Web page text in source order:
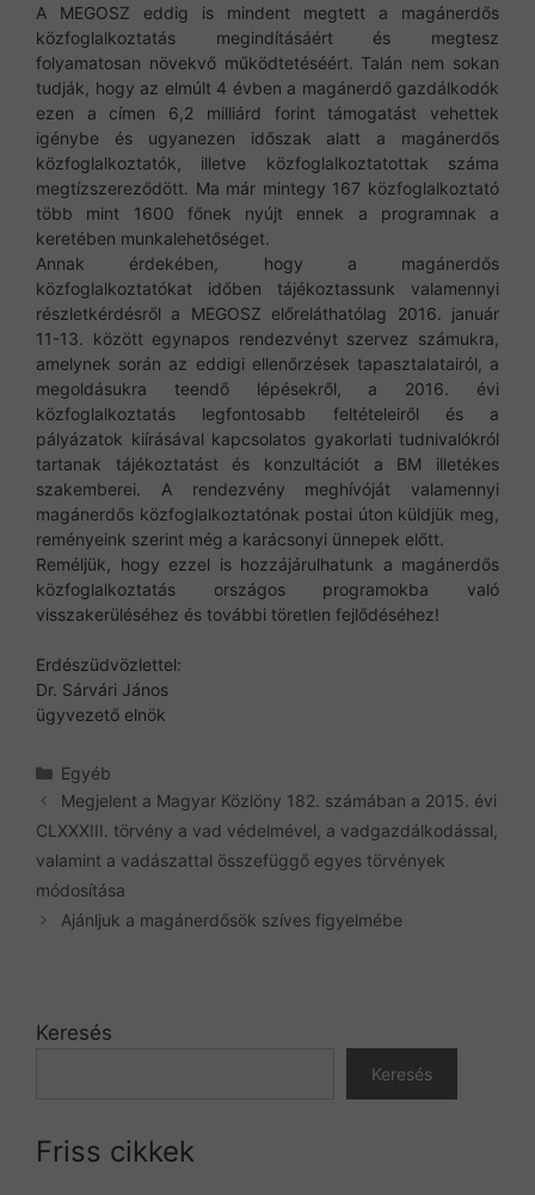
A MEGOSZ eddig is mindent megtett a magánerdős
közfoglalkoztatás megindításáért és megtesz
folyamatosan növekvő működtetéséért. Talán nem sokan
tudják, hogy az elmúlt 4 évben a magánerdő gazdálkodók
ezen a címen 6,2 milliárd forint támogatást vehettek
igénybe és ugyanezen időszak alatt a magánerdős
közfoglalkoztatók, illetve közfoglalkoztatottak száma
megtízszereződött. Ma már mintegy 167 közfoglalkoztató
több mint 1600 főnek nyújt ennek a programnak a
keretében munkalehetőséget.
Annak érdekében, hogy a magánerdős
közfoglalkoztatókat időben tájékoztassunk valamennyi
részletkérdésről a MEGOSZ előreláthatólag 2016. január
11-13. között egynapos rendezvényt szervez számukra,
amelynek során az eddigi ellenőrzések tapasztalatairól, a
megoldásukra teendő lépésekről, a 2016. évi
közfoglalkoztatás legfontosabb feltételeiről és a
pályázatok kiírásával kapcsolatos gyakorlati tudnivalókról
tartanak tájékoztatást és konzultációt a BM illetékes
szakemberei. A rendezvény meghívóját valamennyi
magánerdős közfoglalkoztatónak postai úton küldjük meg,
reményeink szerint még a karácsonyi ünnepek előtt.
Reméljük, hogy ezzel is hozzájárulhatunk a magánerdős
közfoglalkoztatás országos programokba való
visszakerüléséhez és további töretlen fejlődéséhez!
Erdészüdvözlettel:
Dr. Sárvári János
ügyvezető elnök
Kategória
Egyéb
Megjelent a Magyar Közlöny 182. számában a 2015. évi
CLXXXIII. törvény a vad védelmével, a vadgazdálkodással,
valamint a vadászattal összefüggő egyes törvények
módosítása
Ajánljuk a magánerdősök szíves figyelmébe
Keresés
Keresés
Friss cikkek